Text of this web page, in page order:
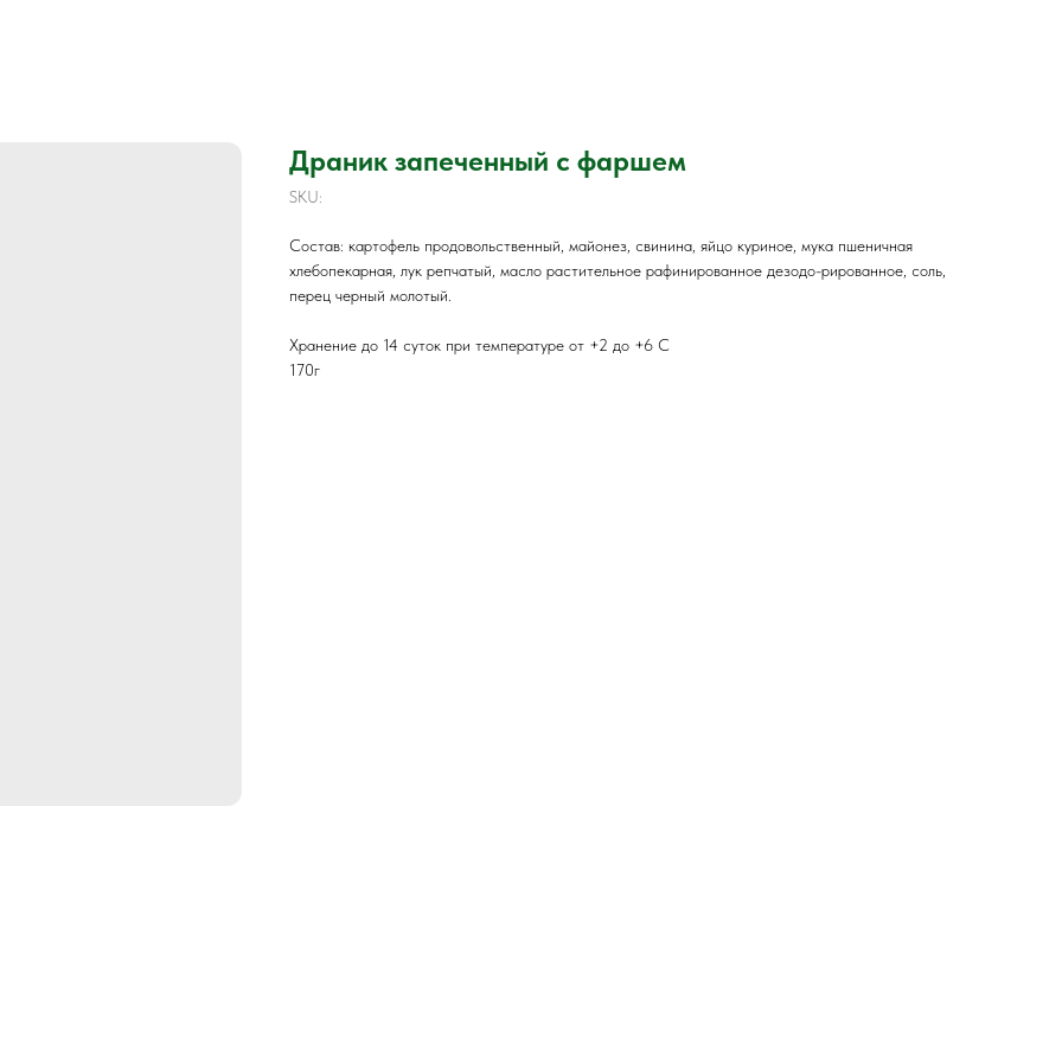
Драник запеченный с фаршем
SKU:
Состав: картофель продовольственный, майонез, свинина, яйцо куриное, мука пшеничная
хлебопекарная, лук репчатый, масло растительное рафинированное дезодо-рированное, соль,
перец черный молотый.
Хранение до 14 суток при температуре от +2 до +6 С
170г